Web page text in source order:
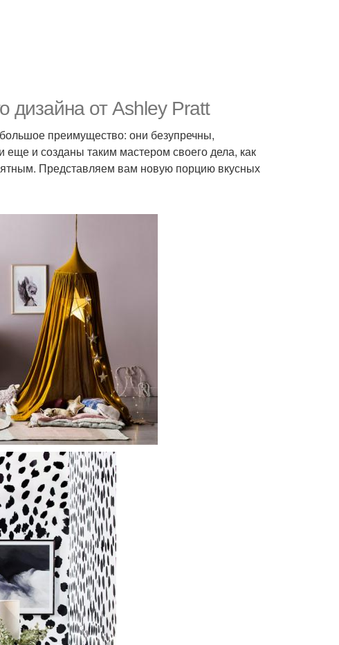
дизайна от Ashley Pratt
преимущество: они безупречны,
и созданы таким мастером своего дела, как
Представляем вам новую порцию вкусных